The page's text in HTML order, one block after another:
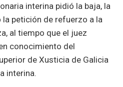
interina pidió la baja, la
petición de refuerzo a la
al tiempo que el juez
conocimiento del
de Xusticia de Galicia
interina.